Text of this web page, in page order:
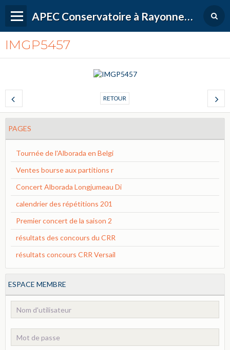
APEC Conservatoire à Rayonnement Régional de Versailles Grand Parc
IMGP5457
RETOUR
PAGES
Tournée de l'Alborada en Belgi
Ventes bourse aux partitions r
Concert Alborada Longjumeau Di
calendrier des répétitions 201
Premier concert de la saison 2
résultats des concours du CRR
résultats concours CRR Versail
ESPACE MEMBRE